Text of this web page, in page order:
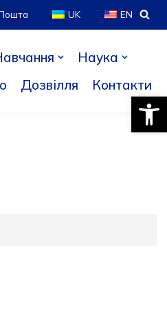
UK EN
Наука
Дозвілля Контакти